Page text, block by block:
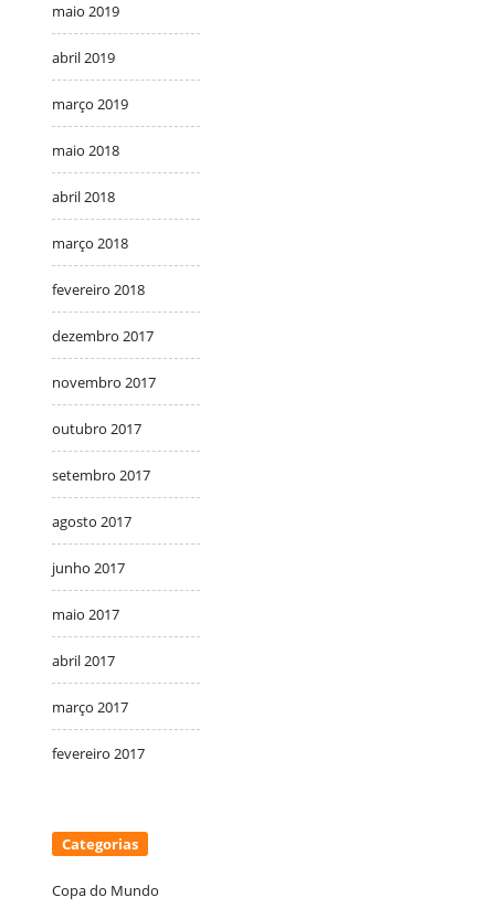
maio 2019
abril 2019
março 2019
maio 2018
abril 2018
março 2018
fevereiro 2018
dezembro 2017
novembro 2017
outubro 2017
setembro 2017
agosto 2017
junho 2017
maio 2017
abril 2017
março 2017
fevereiro 2017
Categorias
Copa do Mundo